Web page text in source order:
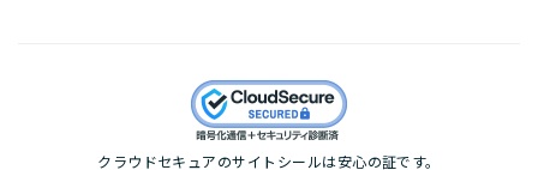
クラウドセキュアのサイトシールは安心の証です。